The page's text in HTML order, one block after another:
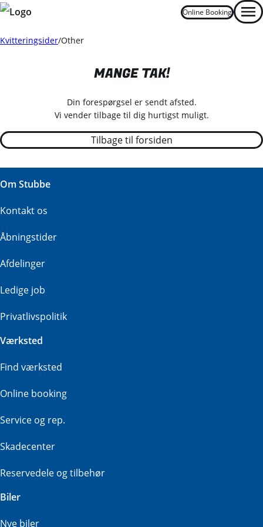
Online Booking
Kvitteringsider Other
MANGE TAK!
Din forespørgsel er sendt afsted.
Vi vender tilbage til dig hurtigst muligt.
Tilbage til forsiden
Om Stubbe
Kontakt os
Åbningstider
Afdelinger
Ledige job
Privatlivspolitik
Værksted
Find værksted
Online booking
Service og rep.
Skadecenter
Reservedele og tilbehør
Biler
Nye biler